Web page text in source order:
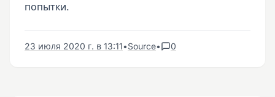
попытки.
23 июля 2020 г. в 13:11•Source• 0